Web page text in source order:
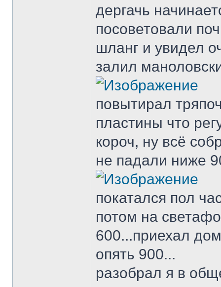
дергачь
посоветовали
шланг и увидел
залил
повытирал
пластины что
короч, ну всё
не падали ниже
покатался пол
потом на
600...приехал
опять 900...
разобрал я в